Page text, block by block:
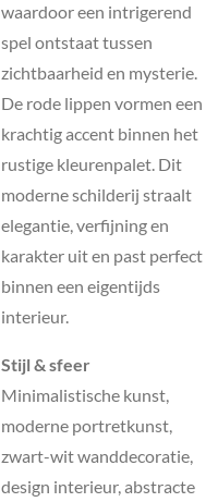
waardoor een intrigerend
spel ontstaat tussen
zichtbaarheid en mysterie.
De rode lippen vormen een
krachtig accent binnen het
rustige kleurenpalet. Dit
moderne schilderij straalt
elegantie, verfijning en
karakter uit en past perfect
binnen een eigentijds
interieur.
Stijl & sfeer
Minimalistische kunst,
moderne portretkunst,
zwart-wit wanddecoratie,
design interieur, abstracte